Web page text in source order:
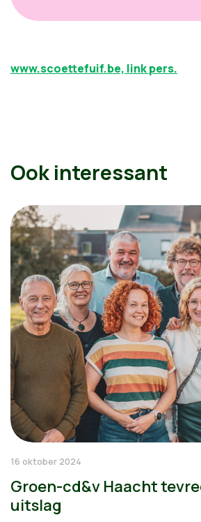
www.scoettefuif.be, link pers.
Ook interessant
16 oktober 2024
Groen-cd&v Haacht
uitslag